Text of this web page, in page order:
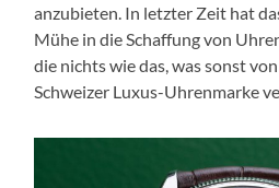
anzubieten. In letzter Zeit hat
Mühe in die Schaffung von
die nichts wie das, was sonst
Schweizer Luxus-Uhrenmarke